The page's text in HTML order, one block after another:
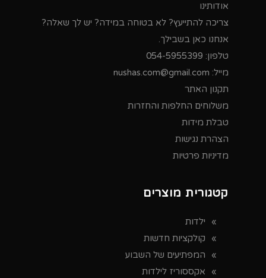
אודותינו
צריכה להתייעץ? לא בטוחה במידה? יש לך שאלה?
אנחנו כאן בשבילך.
טלפון: 054-5955399
מייל: nushas.com@gmail.com
תקנון האתר
משלוחים החלפות והחזרות
טבלת מידות
הצהרת נגישות
מדיניות פרטיות
קטגורית מוצרים
ילדות
קולקציות חדשות
המפתיעים של השבוע
אקססוריז לילדות